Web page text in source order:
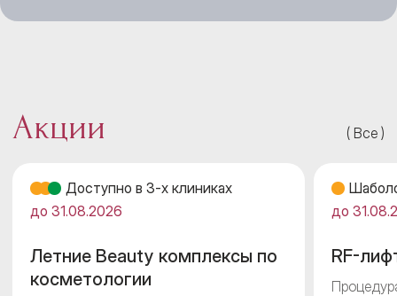
Акции Все
Доступно в 3-x клиниках
до 31.08.2026
Летние Beauty комплексы по
косметологии
до
RF-